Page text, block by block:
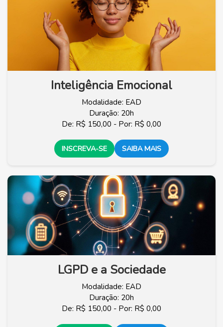
Inteligência Emocional
Modalidade: EAD
Duração: 20h
De: R$ 150,00 - Por: R$ 0,00
INSCREVA-SE SAIBA MAIS
LGPD e a Sociedade
Modalidade: EAD
Duração: 20h
De: R$ 150,00 - Por: R$ 0,00